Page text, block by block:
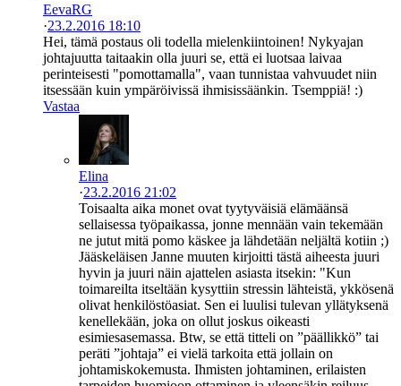
EevaRG
·23.2.2016 18:10
Hei, tämä postaus oli todella mielenkiintoinen! Nykyajan
johtajuutta taitaakin olla juuri se, että ei luotsaa laivaa
perinteisesti "pomottamalla", vaan tunnistaa vahvuudet niin
itsessään kuin ympäröivissä ihmisissäänkin. Tsemppiä! :)
Vastaa
Elina
·23.2.2016 21:02
Toisaalta aika monet ovat tyytyväisiä elämäänsä
sellaisessa työpaikassa, jonne mennään vain tekemään
ne jutut mitä pomo käskee ja lähdetään neljältä kotiin ;)
Jääskeläisen Janne muuten kirjoitti tästä aiheesta juuri
hyvin ja juuri näin ajattelen asiasta itsekin: "Kun
toimareilta itseltään kysyttiin stressin lähteistä, ykkösenä
olivat henkilöstöasiat. Sen ei luulisi tulevan yllätyksenä
kenellekään, joka on ollut joskus oikeasti
esimiesasemassa. Btw, se että titteli on ”päällikkö” tai
peräti ”johtaja” ei vielä tarkoita että jollain on
johtamiskokemusta. Ihmisten johtaminen, erilaisten